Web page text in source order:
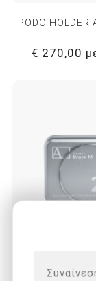
PODO HOLDER
€ 270,00
€ 70,00